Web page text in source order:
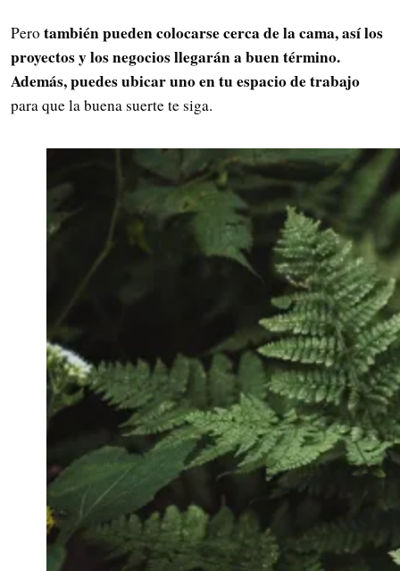
Pero también pueden colocarse cerca de la cama, así los
proyectos y los negocios llegarán a buen término.
Además, puedes ubicar uno en tu espacio de trabajo
para que la buena suerte te siga.